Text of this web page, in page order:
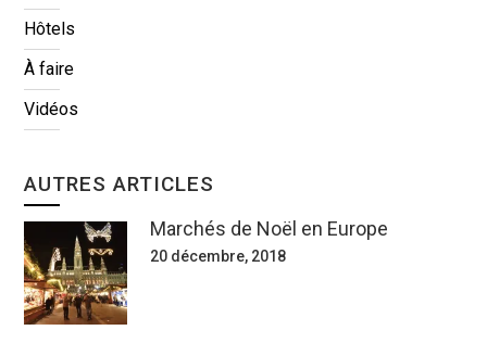
Hôtels
À faire
Vidéos
AUTRES ARTICLES
Marchés de Noël en Europe
20 décembre, 2018